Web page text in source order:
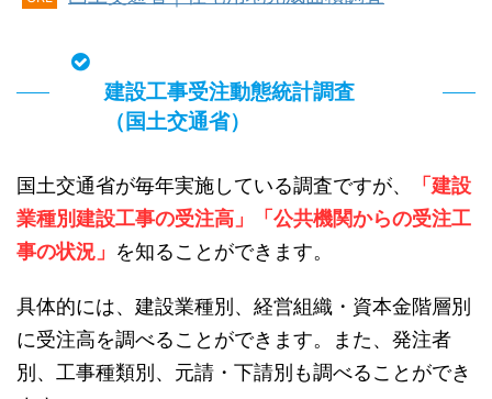
建設工事受注動態統計調査
（国土交通省）
国土交通省が毎年実施している調査ですが、
「建設
業種別建設工事の受注高」「公共機関からの受注工
事の状況」 を知ることができます。
具体的には、建設業種別、経営組織・資本金階層別
に受注高を調べることができます。また、発注者
別、工事種類別、元請・下請別も調べることができ